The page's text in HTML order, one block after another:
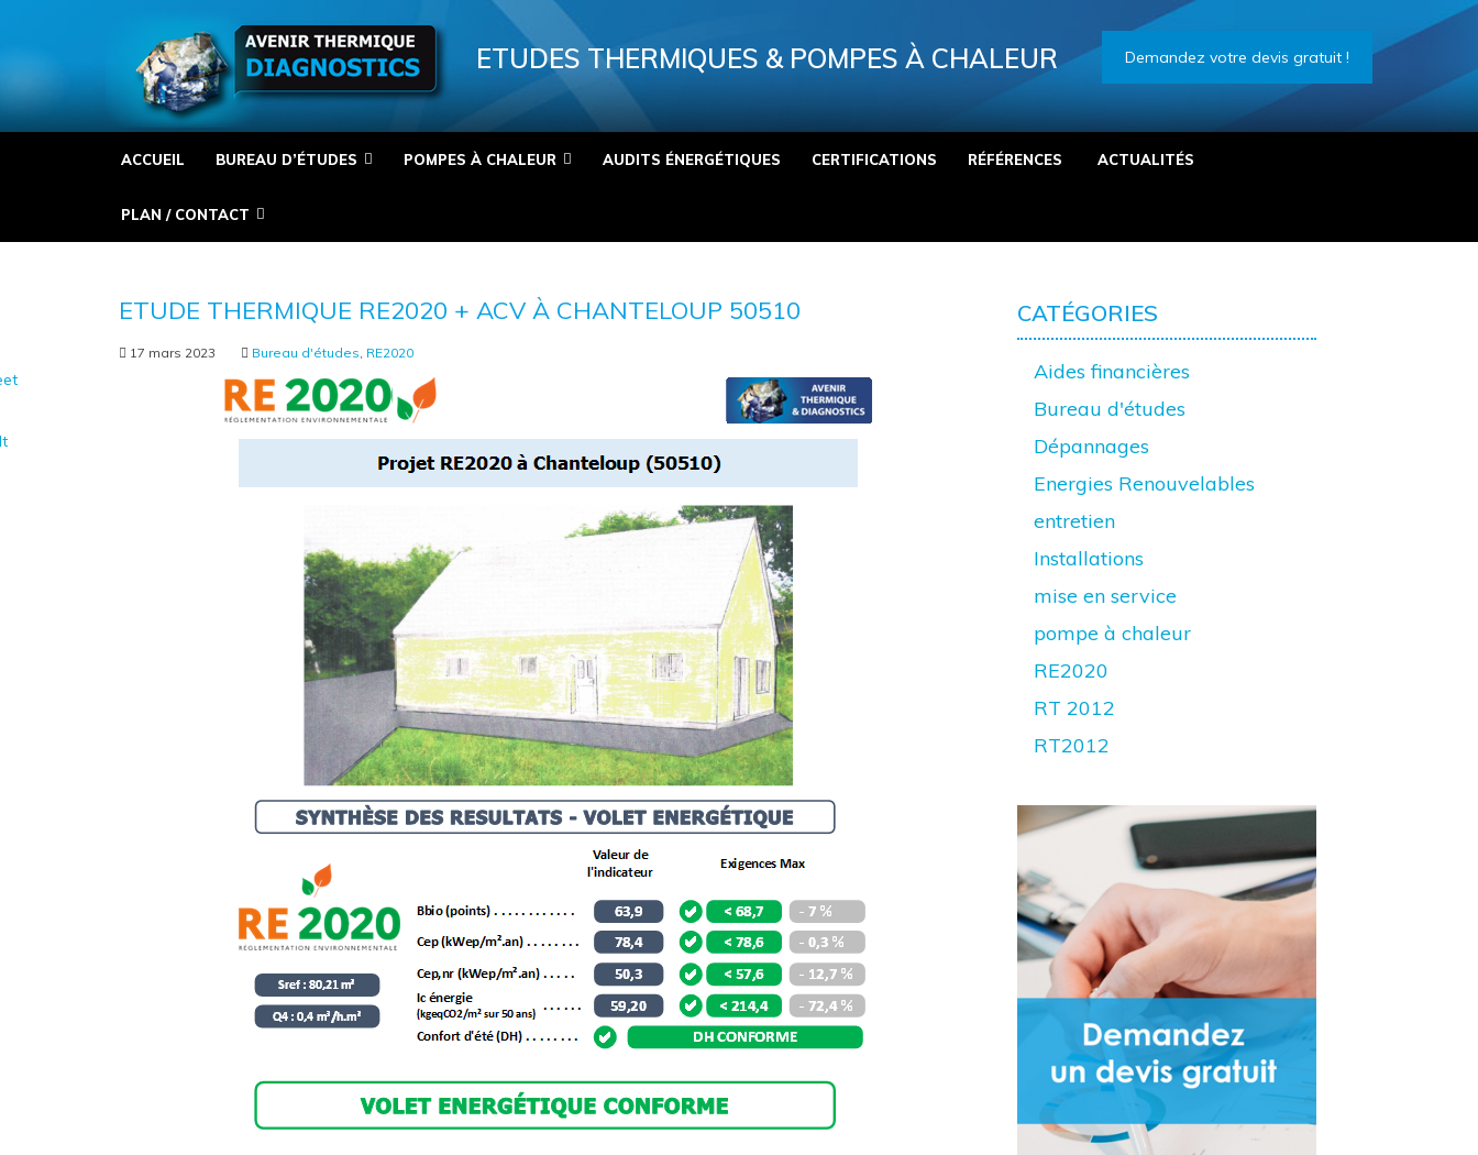
Demandez votre devis gratuit !
ETUDES THERMIQUES & POMPES À CHALEUR
ACCUEIL BUREAU D’ÉTUDES POMPES À CHALEUR AUDITS ÉNERGÉTIQUES CERTIFICATIONS RÉFÉRENCES ACTUALITÉS
PLAN / CONTACT
ETUDE THERMIQUE RE2020 + ACV À CHANTELOUP 50510
17 mars 2023 Bureau d'études RE2020
CATÉGORIES
Aides financières
Bureau d'études
Dépannages
Energies Renouvelables
entretien
Installations
mise en service
pompe à chaleur
RE2020
RT 2012
RT2012